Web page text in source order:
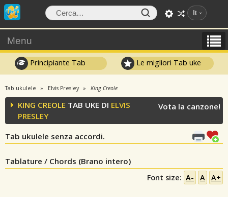
It
Menu
Principiante Tab Le migliori Tab uke
Tab ukulele Elvis Presley King Creole
KING CREOLE TAB UKE DI ELVIS
PRESLEY
Tab ukulele senza accordi.
Vota la canzone!
Tablature / Chords (Brano intero)
Font size: A- A A+